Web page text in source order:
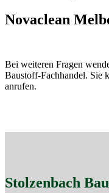
Novaclean
Bei weiteren Fragen
Baustoff-Fachhandel. Sie
anrufen.
Stolzenbach